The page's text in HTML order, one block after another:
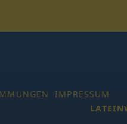
IMPRESSUM